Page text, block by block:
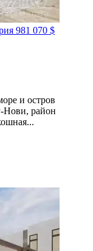
981 070 $
и остров
Нови, район